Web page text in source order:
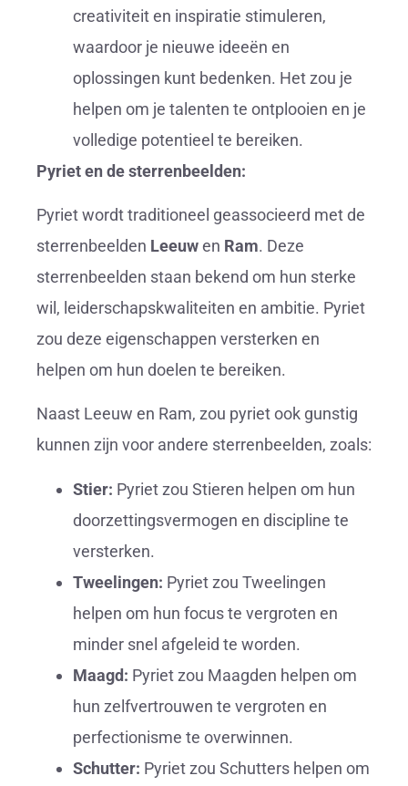
creativiteit en inspiratie stimuleren,
waardoor je nieuwe ideeën en
oplossingen kunt bedenken. Het zou je
helpen om je talenten te ontplooien en je
volledige potentieel te bereiken.
Pyriet en de sterrenbeelden:
Pyriet wordt traditioneel geassocieerd met de
sterrenbeelden Leeuwen Ram. Deze
sterrenbeelden staan bekend om hun sterke
wil, leiderschapskwaliteiten en ambitie. Pyriet
zou deze eigenschappen versterken en
helpen om hun doelen te bereiken.
Naast Leeuw en Ram, zou pyriet ook gunstig
kunnen zijn voor andere sterrenbeelden, zoals:
Stier: Pyriet zou Stieren helpen om hun
doorzettingsvermogen en discipline te
versterken.
Tweelingen: Pyriet zou Tweelingen
helpen om hun focus te vergroten en
minder snel afgeleid te worden.
Maagd: Pyriet zou Maagden helpen om
hun zelfvertrouwen te vergroten en
perfectionisme te overwinnen.
Schutter: Pyriet zou Schutters helpen om